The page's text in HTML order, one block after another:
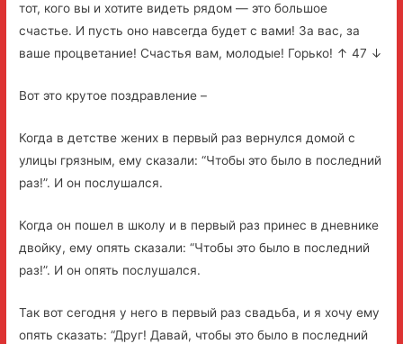
тот, кого вы и хотите видеть рядом — это большое
счастье. И пусть оно навсегда будет с вами! За вас, за
ваше процветание! Счастья вам, молодые! Горько! ↑ 47 ↓
Вот это крутое поздравление –
Когда в детстве жених в первый раз вернулся домой с
улицы грязным, ему сказали: “Чтобы это было в последний
раз!”. И он послушался.
Когда он пошел в школу и в первый раз принес в дневнике
двойку, ему опять сказали: “Чтобы это было в последний
раз!”. И он опять послушался.
Так вот сегодня у него в первый раз свадьба, и я хочу ему
опять сказать: “Друг! Давай, чтобы это было в последний